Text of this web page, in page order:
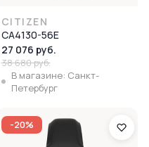
CITIZEN
CA4130-56E
27 076 руб.
38 680 руб.
В магазине: Санкт-
Петербург
-20%